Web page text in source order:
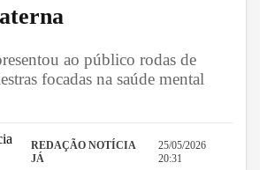
ao público rodas de
focadas na saúde mental
REDAÇÃO NOTÍCIA
JÁ
25/05/2026
20:31